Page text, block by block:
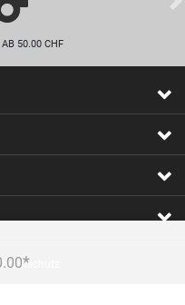
vonAn
50.00 CHF